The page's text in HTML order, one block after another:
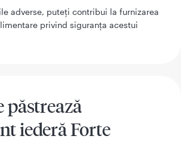
adverse, puteţi contribui la furnizarea
privind siguranţa acestui
păstrează
iederă Forte